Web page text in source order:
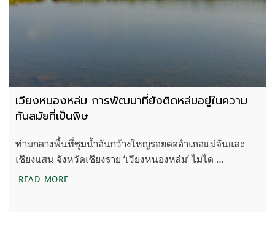
เวียงหนองหล่ม การพัฒนาที่ยังติดหล่มอยู่ในความ
ทันสมัยที่เป็นพิษ
ท่ามกลางพื้นที่ชุ่มน้ำอันกว้างใหญ่รอยต่ออำเภอแม่จันและ
เชียงแสน จังหวัดเชียงราย ‘เวียงหนองหล่ม’ ไม่ได …
READ MOREเวียงหนองหล่ม การพัฒนาที่ยังติดหล่มอยู่ในความทัน